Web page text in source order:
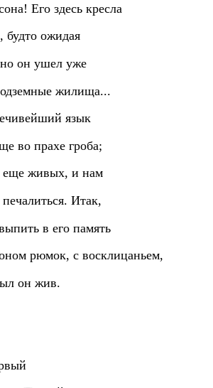
Его здесь кресла
будто ожидая
но он ушел уже
жилища...
язык
во прахе гроба;
еще живых, и нам
Итак,
в его память
рюмок, с восклицаньем,
он жив.